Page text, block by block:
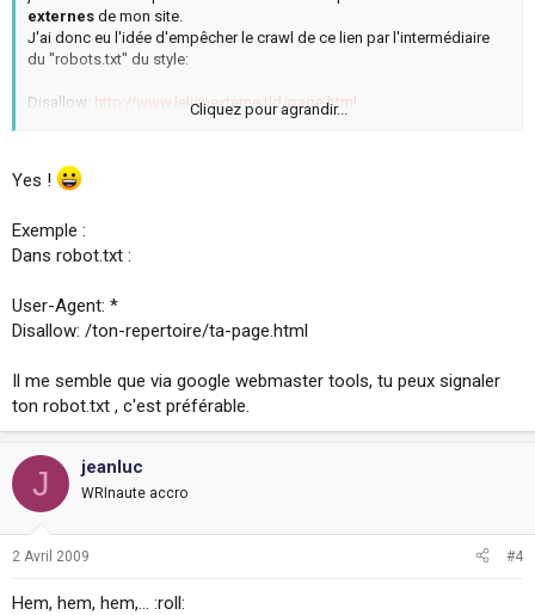
externes de mon site.
J'ai donc eu l'idée d'empêcher le crawl de ce lien par l'intermédiaire
du "robots.txt" du style:
Disallow: http://www.lelienexterne.tld/page.html
Cliquez pour agrandir...
Yes !
Exemple :
Dans robot.txt :
User-Agent: *
Disallow: /ton-repertoire/ta-page.html
Il me semble que via google webmaster tools, tu peux signaler
ton robot.txt , c'est préférable.
J jeanluc
WRInaute accro
2 Avril 2009 #4
Hem, hem, hem,... :roll: